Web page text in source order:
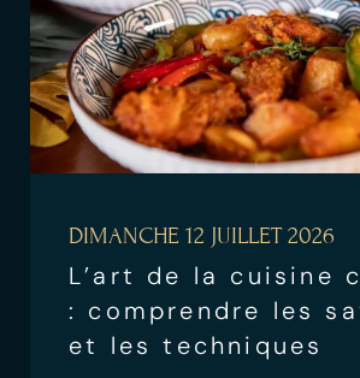
DIMANCHE 12 JUILLET 2026
L’art de la cuisine
: comprendre les
et les techniques